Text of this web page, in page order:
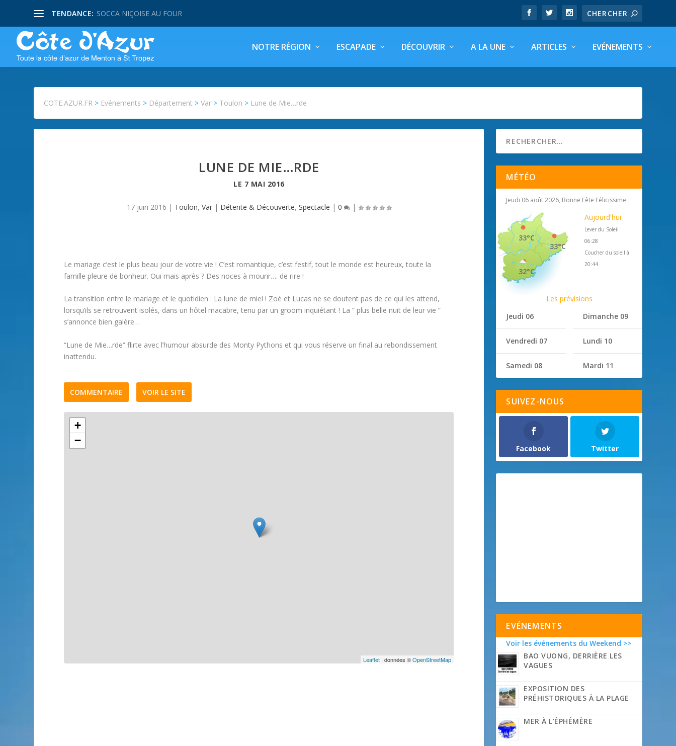
TENDANCE: SOCCA NIÇOISE AU FOUR
NOTRE RÉGION ESCAPADE DÉCOUVRIR A LA UNE ARTICLES EVÉNEMENTS
COTE.AZUR.FR > Evénements > Département >Var > Toulon > Lune de Mie…rde
LUNE DE MIE…RDE
LE 7 MAI 2016
17 juin 2016 | Toulon, Var| Détente & Découverte, Spectacle | 0 |
Le mariage c’est le plus beau jour de votre vie ! C’est romantique, c’est festif, tout le monde est heureux, toute la
famille pleure de bonheur. Oui mais après ? Des noces à mourir…. de rire !
La transition entre le mariage et le quotidien : La lune de miel ! Zoé et Lucas ne se doutent pas de ce qui les attend,
lorsqu’ils se retrouvent isolés, dans un hôtel macabre, tenu par un groom inquiétant ! La ” plus belle nuit de leur vie ”
s’annonce bien galère…
“Lune de Mie…rde” flirte avec l’humour absurde des Monty Pythons et qui vous réserve un final au rebondissement
inattendu.
COMMENTAIRE VOIR LE SITE
+
−
Leaflet | données ©OpenStreetMap
MÉTÉO
Jeudi 06 août 2026, Bonne Fête Félicissime
33°C
33°C
32°C
Aujourd'hui
Lever du Soleil
06:28
Coucher du soleil à
20:44
Les prévisions
Jeudi 06
Vendredi 07
Samedi 08
Dimanche 09
Lundi 10
Mardi 11
SUIVEZ-NOUS
Facebook Twitter
EVÉNEMENTS
Voir les événements du Weekend >>
BAO VUONG, DERRIÈRE LES
VAGUES
EXPOSITION DES
PRÉHISTORIQUES À LA PLAGE
MER À L’ÉPHÉMÈRE